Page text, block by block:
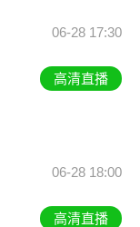
06-28 17:30
高清直播
06-28 18:00
高清直播